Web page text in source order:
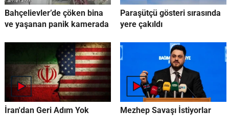
Bahçelievler’de çöken bina
ve yaşanan panik kamerada
Paraşütçü gösteri sırasında
yere çakıldı
İran'dan Geri Adım Yok Mezhep Savaşı İstiyorlar